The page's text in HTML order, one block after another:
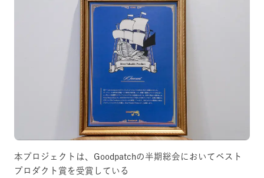
本プロジェクトは、Goodpatchの半期総会においてベスト
プロダクト賞を受賞している